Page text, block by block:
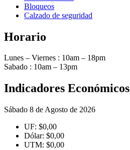
Bloqueos
Calzado de seguridad
Horario
Lunes – Viernes : 10am – 18pm
Sabado : 10am – 13pm
Indicadores Económicos
Sábado 8 de Agosto de 2026
UF: $0,00
Dólar: $0,00
UTM: $0,00